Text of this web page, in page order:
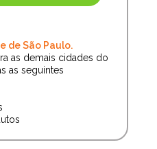
de São Paulo.
as demais cidades do
as seguintes